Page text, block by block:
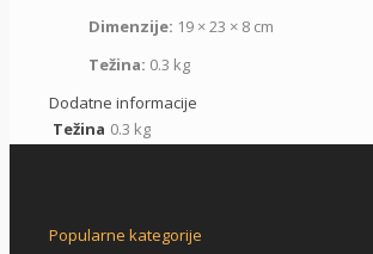
Dimenzije: 19 × 23 × 8 cm
Težina: 0.3 kg
Dodatne informacije
Težina 0.3 kg
Popularne kategorije